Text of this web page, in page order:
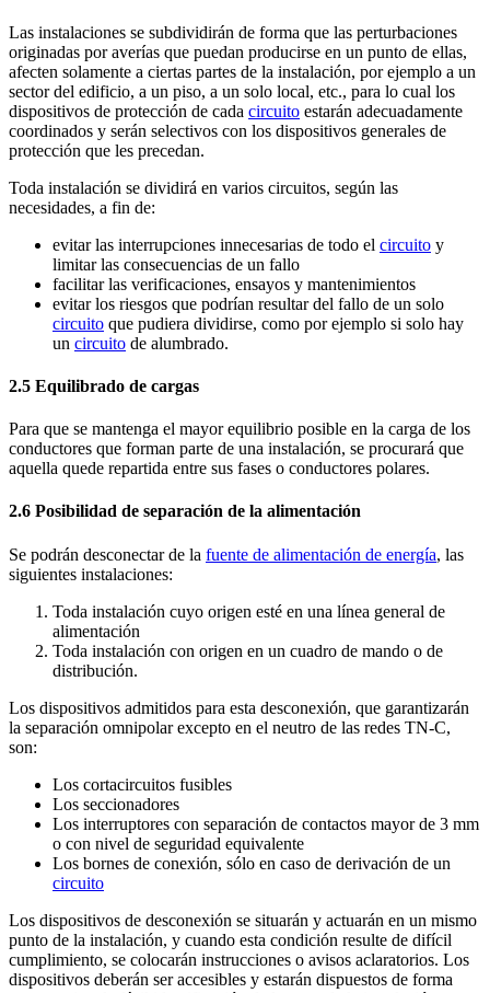
Las instalaciones se subdividirán de forma que las perturbaciones
originadas por averías que puedan producirse en un punto de ellas,
afecten solamente a ciertas partes de la instalación, por ejemplo a un
sector del edificio, a un piso, a un solo local, etc., para lo cual los
dispositivos de protección de cada circuito estarán adecuadamente
coordinados y serán selectivos con los dispositivos generales de
protección que les precedan.
Toda instalación se dividirá en varios circuitos, según las
necesidades, a fin de:
evitar las interrupciones innecesarias de todo el circuito y
limitar las consecuencias de un fallo
facilitar las verificaciones, ensayos y mantenimientos
evitar los riesgos que podrían resultar del fallo de un solo
circuito que pudiera dividirse, como por ejemplo si solo hay
un circuito de alumbrado.
2.5 Equilibrado de cargas
Para que se mantenga el mayor equilibrio posible en la carga de los
conductores que forman parte de una instalación, se procurará que
aquella quede repartida entre sus fases o conductores polares.
2.6 Posibilidad de separación de la alimentación
Se podrán desconectar de la fuente de alimentación de energía, las
siguientes instalaciones:
Toda instalación cuyo origen esté en una línea general de
alimentación
Toda instalación con origen en un cuadro de mando o de
distribución.
Los dispositivos admitidos para esta desconexión, que garantizarán
la separación omnipolar excepto en el neutro de las redes TN-C,
son:
Los cortacircuitos fusibles
Los seccionadores
Los interruptores con separación de contactos mayor de 3 mm
o con nivel de seguridad equivalente
Los bornes de conexión, sólo en caso de derivación de un
circuito
Los dispositivos de desconexión se situarán y actuarán en un mismo
punto de la instalación, y cuando esta condición resulte de difícil
cumplimiento, se colocarán instrucciones o avisos aclaratorios. Los
dispositivos deberán ser accesibles y estarán dispuestos de forma